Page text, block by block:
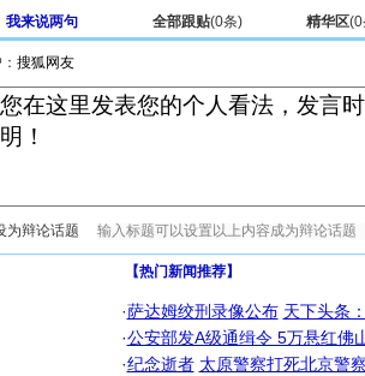
我来说两句 全部跟贴(0条) 精华区(0
为辩论话题
【热门新闻推荐】
·萨达姆绞刑录像公布 天下头条
·公安部发A级通缉令 5万悬红佛
·纪念逝者 太原警察打死北京警